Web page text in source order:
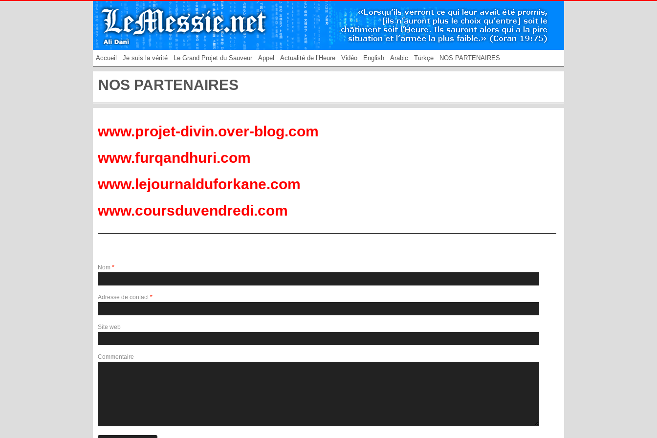
Accueil Je suis la vérité Le Grand Projet du Sauveur Appel Actualité de l’Heure Vidéo English Arabic Türkçe NOS PARTENAIRES
NOS PARTENAIRES
www.projet-divin.over-blog.com
www.furqandhuri.com
www.lejournalduforkane.com
www.coursduvendredi.com
Nom *
Adresse de contact *
Site web
Commentaire